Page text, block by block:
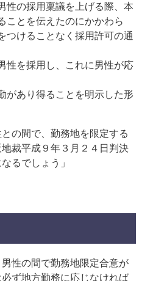
性の採用稟議を上げる際、本
ことを伝えたのにかかわら
つけることなく採用許可の通
性を採用し、これに男性が応
があり得ることを明示した形
の間で、勤務地を限定する
裁平成９年３月２４日判決
るでしょう」
性の間で勤務地限定合意が
ず地方勤務に応じなければ